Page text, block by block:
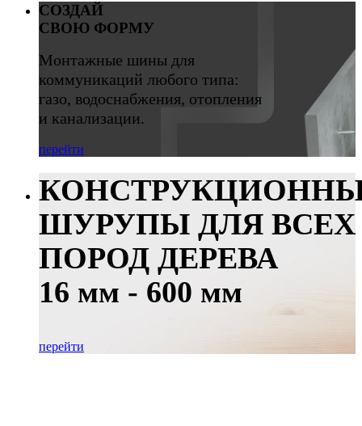
СОЗДАЙ
СВОЮ ФОРМУ
Монтажные шины для
коммуникаций любого типа:
газо, водоснабжения, отопления
и канализации.
перейти
ШУРУПЫ ДЛЯ ВСЕХ
ПОРОД ДЕРЕВА
16 мм - 600 мм
перейти